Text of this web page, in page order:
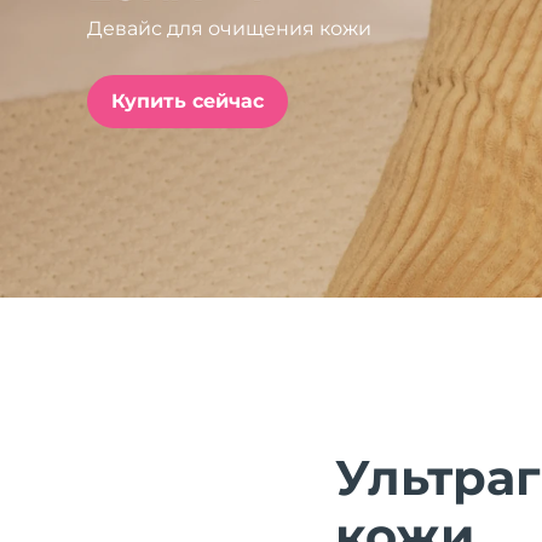
Девайс для очищения кожи
Купить сейчас
issa™ Teeth Whitening Set
FAQ™ Dual LED Panel
ПОДАРКИ И НАБОРЫ